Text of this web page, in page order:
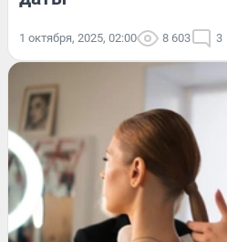
1 октября, 2025, 02:00 8 603 3